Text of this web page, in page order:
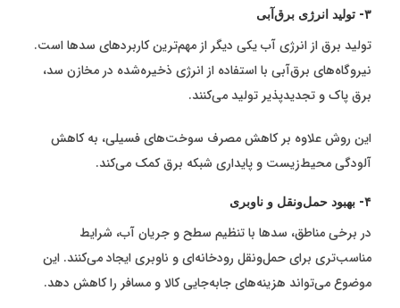
۳- تولید انرژی برق‌آبی
تولید برق از انرژی آب یکی دیگر از مهم‌ترین کاربردهای سدها است.
نیروگاه‌های برق‌آبی با استفاده از انرژی ذخیره‌شده در مخازن سد،
برق پاک و تجدیدپذیر تولید می‌کنند.
این روش علاوه بر کاهش مصرف سوخت‌های فسیلی، به کاهش
آلودگی محیط‌زیست و پایداری شبکه برق کمک می‌کند.
۴- بهبود حمل‌ونقل و ناوبری
در برخی مناطق، سدها با تنظیم سطح و جریان آب، شرایط
مناسب‌تری برای حمل‌ونقل رودخانه‌ای و ناوبری ایجاد می‌کنند. این
موضوع می‌تواند هزینه‌های جابه‌جایی کالا و مسافر را کاهش دهد.